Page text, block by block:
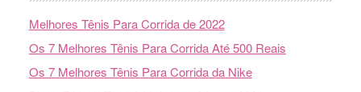
Melhores Tênis Para Corrida de 2022
Os 7 Melhores Tênis Para Corrida Até 500 Reais
Os 7 Melhores Tênis Para Corrida da Nike